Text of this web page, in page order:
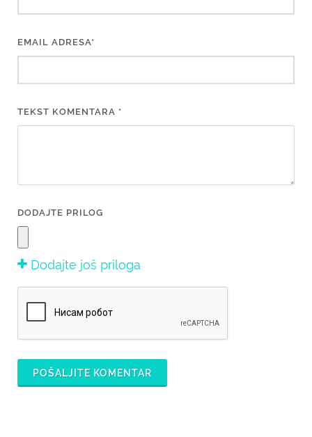
EMAIL ADRESA*
TEKST KOMENTARA *
DODAJTE PRILOG
Dodajte još priloga
POŠALJITE KOMENTAR